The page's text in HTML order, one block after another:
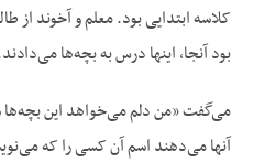
کلاسه ابتدایی بود. معلم و آخوند از
بود آنجا، اینها درس به بچه‌ها
می‌گفت «من دلم می‌‌‌خواهد این بچه‌ها
آنها می‌‌‌دهند اسم آن کسی را که